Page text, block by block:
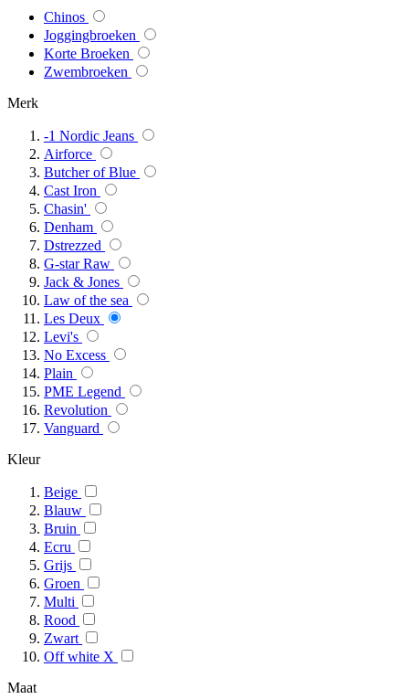
Chinos
Joggingbroeken
Korte Broeken
Zwembroeken
Merk
-1 Nordic Jeans
Airforce
Butcher of Blue
Cast Iron
Chasin'
Denham
Dstrezzed
G-star Raw
Jack & Jones
Law of the sea
Les Deux
Levi's
No Excess
Plain
PME Legend
Revolution
Vanguard
Kleur
Beige
Blauw
Bruin
Ecru
Grijs
Groen
Multi
Rood
Zwart
Off white X
Maat